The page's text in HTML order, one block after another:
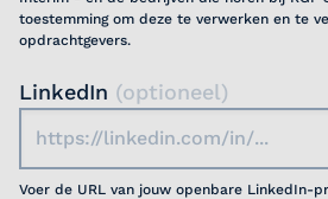
toestemming om deze te verwerken en te
opdrachtgevers.
LinkedIn (optioneel)
Voer de URL van jouw openbare LinkedIn-